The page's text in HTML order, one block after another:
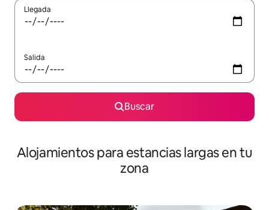
Llegada
Salida
Buscar
Alojamientos para estancias largas en tu
zona